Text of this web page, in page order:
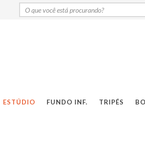
ESTÚDIO FUNDO INF. TRIPÉS